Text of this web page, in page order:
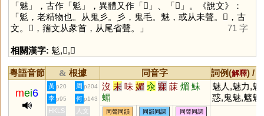
「魅」，古作「鬽」，異體又作「𢑘 」、「𧱋 」。《說文》：
「鬽，老精物也。从鬼彡。彡，鬼毛。魅，或从未聲。𢑘，古
文。𧱋，籒文从彖首，从尾省聲。」
71 字
相關漢字: 鬽,𢑘,𧱋
粵語音節 & 根據 同音字 詞例(解釋) /
mei6
黃 p20 周 p204 沒 未 味 媚 汆 寐 菋 煝 鮇
蝞
魅人,魅力,魅
惑,鬼魅,魑魅
李 p95 何 p143
HKLS 人文 同聲同韻 同韻同調 同聲同調